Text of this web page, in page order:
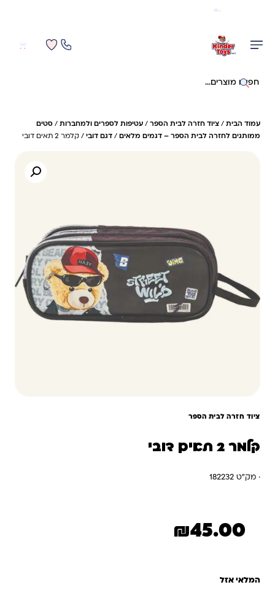
חיפוש באתר
עמוד הבית / ציוד חזרה לבית הספר / עטיפות לספרים ולמחברות / סטים
ממותגים לחזרה לבית הספר – דגמים מלאים / דגם דובי / קלמר 2 תאים דובי
ציוד חזרה לבית הספר
קלמר 2 תאים דובי
· מק"ט 182232
₪45.00
המלאי אזל